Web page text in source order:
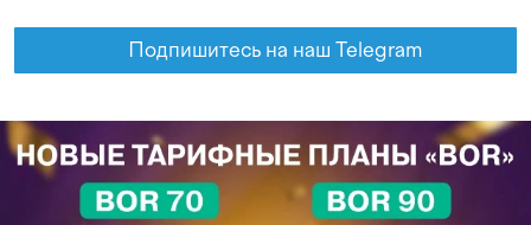
Подпишитесь на наш Telegram